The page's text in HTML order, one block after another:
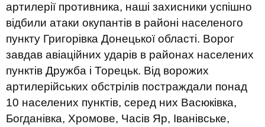
артилерії противника, наші захисники успішно
відбили атаки окупантів в районі населеного
пункту Григорівка Донецької області. Ворог
завдав авіаційних ударів в районах населених
пунктів Дружба і Торецьк. Від ворожих
артилерійських обстрілів постраждали понад
10 населених пунктів, серед них Васюківка,
Богданівка, Хромове, Часів Яр, Іванівське,